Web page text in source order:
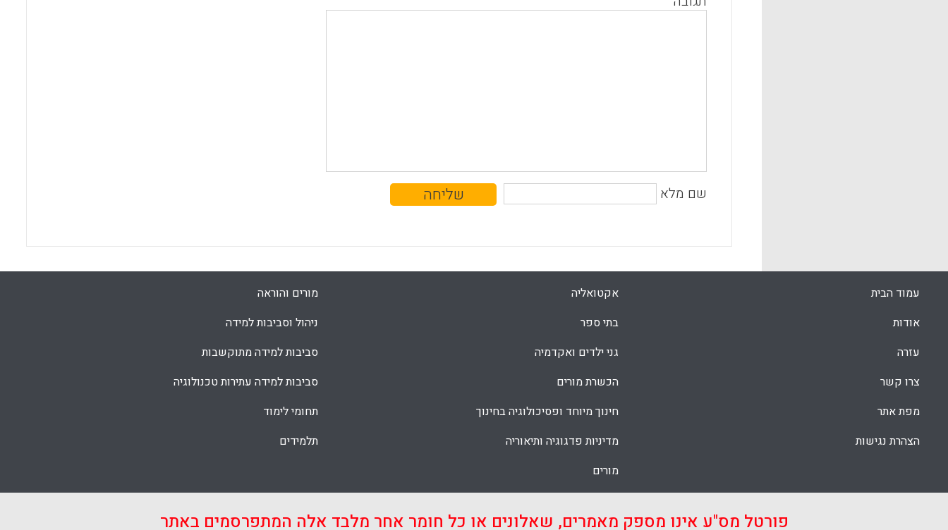
שם מלא
עמוד הבית
אודות
עזרה
צרו קשר
מפת אתר
הצהרת נגישות
אקטואליה
בתי ספר
גני ילדים ואקדמיה
הכשרת מורים
חינוך מיוחד ופסיכולוגיה בחינוך
מדיניות פדגוגיה ותיאוריה
מורים
מורים והוראה
ניהול וסביבות למידה
סביבות למידה מתוקשבות
סביבות למידה עתירות טכנולוגיה
תחומי לימוד
תלמידים
פורטל מס"ע אינו מספק מאמרים, שאלונים או כל חומר אחר מלבד אלה המתפרסמים באתר